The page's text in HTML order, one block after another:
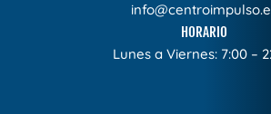
HORARIO
Lunes a Viernes: 7:00 –